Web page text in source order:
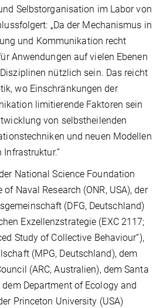
Selbstorganisation im Labor von
„Da der Mechanismus in
und Kommunikation recht
Anwendungen auf vielen Ebenen
nützlich sein. Das reicht
wo Einschränkungen der
limitierende Faktoren sein
von selbstheilenden
und neuen Modellen
National Science Foundation
of Naval Research (ONR, USA), der
(DFG, Deutschland)
Exzellenzstrategie (EXC 2117;
Study of Collective Behaviour“),
(MPG, Deutschland), dem
(ARC, Australien), dem Santa
Department of Ecology and
Princeton University (USA)